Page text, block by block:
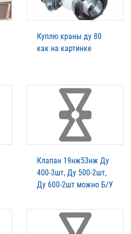
Куплю краны ду 80
как на картинке
Клапан 19нж53нж Ду
400-3шт, Ду 500-2шт,
Ду 600-2шт можно Б/У